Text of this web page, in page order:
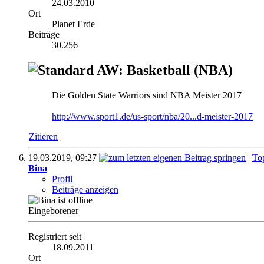
24.03.2010
Ort
Planet Erde
Beiträge
30.256
AW: Basketball (NBA)
Die Golden State Warriors sind NBA Meister 2017
http://www.sport1.de/us-sport/nba/20...d-meister-2017
Zitieren
19.03.2019, 09:27 |
Bina
Profil
Beiträge anzeigen
Eingeborener
Registriert seit
18.09.2011
Ort